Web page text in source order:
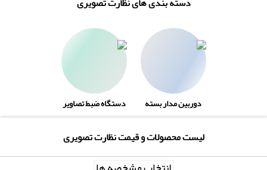
دوربین مدار بسته دستگاه ضبط تصاویر
لیست محصولات و قیمت نظارت تصویری